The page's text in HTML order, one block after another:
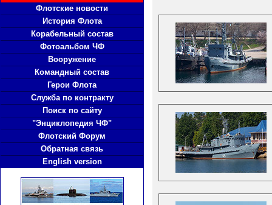
Флотские новости
История Флота
Корабельный состав
Фотоальбом ЧФ
Вооружение
Командный состав
Герои Флота
Служба по контракту
Поиск по сайту
"Энциклопедия ЧФ"
Флотский Форум
Обратная связь
English version